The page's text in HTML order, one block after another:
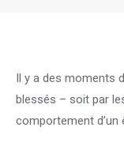
Il y a des moments
blessés – soit par
comportement d’un